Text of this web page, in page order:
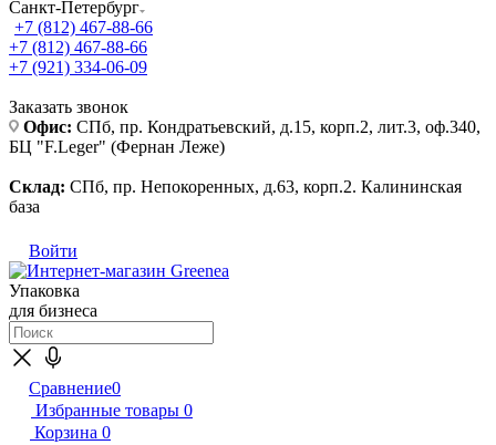
Санкт-Петербург
+7 (812) 467-88-66
+7 (812) 467-88-66
+7 (921) 334-06-09
Заказать звонок
Офис: СПб, пр. Кондратьевский, д.15, корп.2, лит.3, оф.340,
БЦ "F.Leger" (Фернан Леже)
Склад: СПб, пр. Непокоренных, д.63, корп.2. Калининская
база
Войти
Упаковка
для бизнеса
Сравнение0
Избранные товары 0
Корзина 0